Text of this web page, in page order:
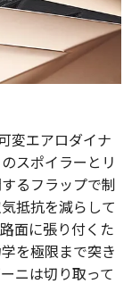
変エアロダイナ
スポイラーとリ
るフラップで制
抵抗を減らして
面に張り付くた
を極限まで突き
ニは切り取って